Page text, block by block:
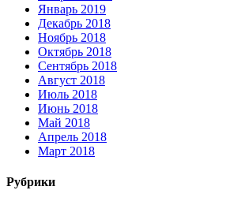
Январь 2019
Декабрь 2018
Ноябрь 2018
Октябрь 2018
Сентябрь 2018
Август 2018
Июль 2018
Июнь 2018
Май 2018
Апрель 2018
Март 2018
Рубрики